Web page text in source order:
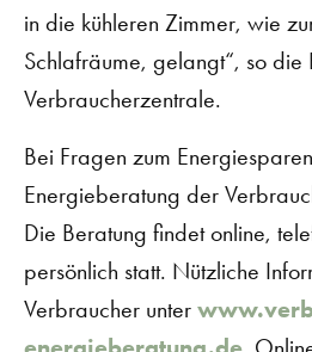
in die kühleren Zimmer, wie
Schlafräume, gelangt“, so
Verbraucherzentrale.
Bei Fragen zum
Energieberatung der
Die Beratung findet online,
persönlich statt. Nützliche
Verbraucher unter